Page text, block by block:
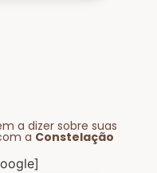
a dizer sobre suas
a Constelação